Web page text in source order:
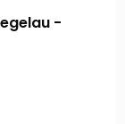
-